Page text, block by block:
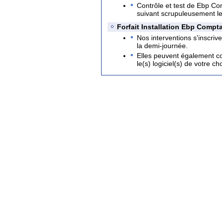
Contrôle et test de Ebp
suivant scrupuleusement
Forfait Installation Ebp
Nos interventions
la demi-journée.
Elles peuvent également
le(s) logiciel(s) de votre